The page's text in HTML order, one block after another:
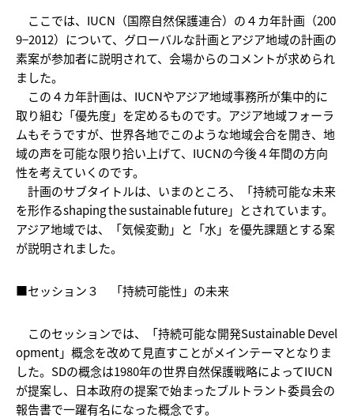
ここでは、IUCN（国際自然保護連合）の４カ年計画（200
9−2012）について、グローバルな計画とアジア地域の計画の
素案が参加者に説明されて、会場からのコメントが求められ
ました。
この４カ年計画は、IUCNやアジア地域事務所が集中的に
取り組む「優先度」を定めるものです。アジア地域フォーラ
ムもそうですが、世界各地でこのような地域会合を開き、地
域の声を可能な限り拾い上げて、IUCNの今後４年間の方向
性を考えていくのです。
計画のサブタイトルは、いまのところ、「持続可能な未来
を形作るshaping the sustainable future」とされています。
アジア地域では、「気候変動」と「水」を優先課題とする案
が説明されました。
■セッション３ 「持続可能性」の未来
このセッションでは、「持続可能な開発Sustainable Devel
opment」概念を改めて見直すことがメインテーマとなりま
した。SDの概念は1980年の世界自然保護戦略によってIUCN
が提案し、日本政府の提案で始まったブルトラント委員会の
報告書で一躍有名になった概念です。